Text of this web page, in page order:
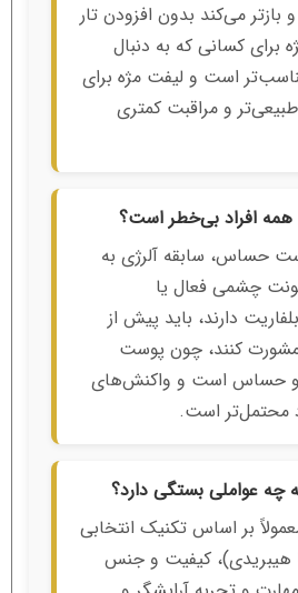
بازتر می‌کند بدون افزودن تار
کسانی که به دنبال
است و لیفت مژه برای
و مراقبت کمتری
همه افراد بی‌خطر است؟
حساس، سابقه آلرژی به
چشمی فعال یا
دارند، باید پیش از
کنند، چون پوست
و حساس است و واکنش‌های
محتمل‌تر است.
چه عواملی بستگی دارد؟
بر اساس تکنیک انتخابی
هیبریدی)، کیفیت و جنس